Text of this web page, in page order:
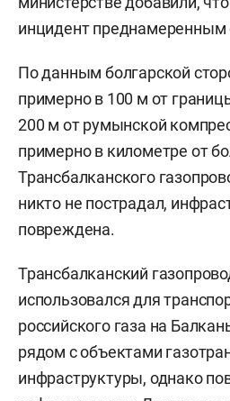
инцидент преднамеренным
По данным болгарской
примерно в 100 м от
200 м от румынской
примерно в километре от
Трансбалканского
никто не пострадал,
повреждена.
Трансбалканский
использовался для
российского газа на
рядом с объектами
инфраструктуры, однако